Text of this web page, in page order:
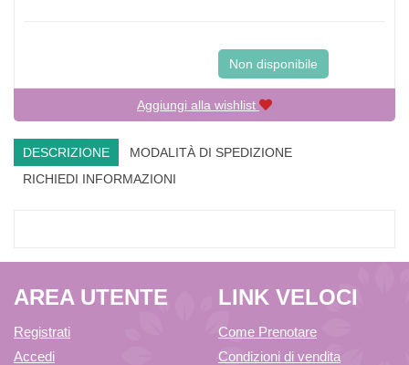
Non disponibile
Aggiungi alla wishlist
DESCRIZIONE
MODALITÀ DI SPEDIZIONE
RICHIEDI INFORMAZIONI
AREA UTENTE
Registrati
Accedi
LINK VELOCI
Come Prenotare
Condizioni di vendita